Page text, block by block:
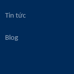
Tin tức
Blog